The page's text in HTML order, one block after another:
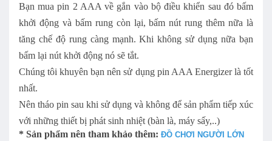
Bạn mua pin 2 AAA về gắn vào bộ điều khiển sau đó bấm
khởi động và bấm rung còn lại, bấm nút rung thêm nữa là
tăng chế độ rung càng mạnh. Khi không sử dụng nữa bạn
bấm lại nút khởi động nó sẽ tắt.
Chúng tôi khuyên bạn nên sử dụng pin AAA Energizer là tốt
nhất.
Nên tháo pin sau khi sử dụng và không để sản phẩm tiếp xúc
với những thiết bị phát sinh nhiệt (bàn là, máy sấy,..)
* Sản phẩm nên tham khảo thêm: ĐỒ CHƠI NGƯỜI LỚN